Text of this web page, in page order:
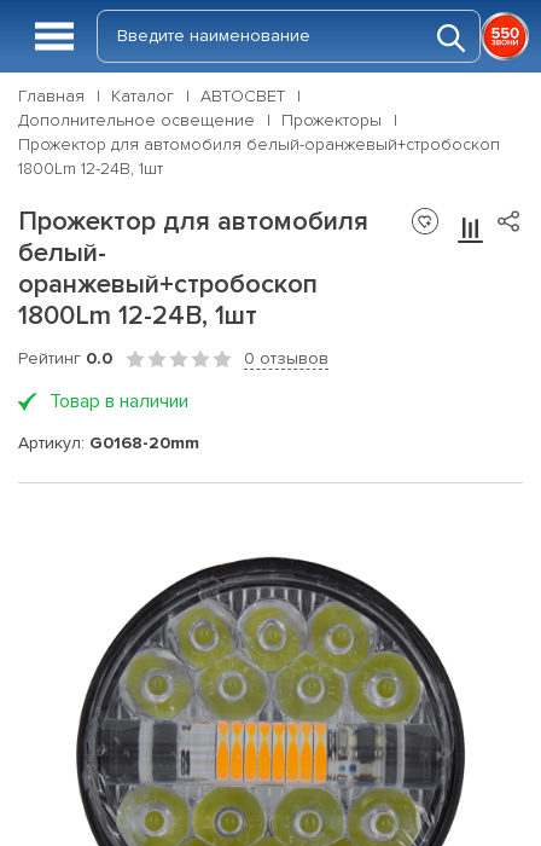
Главная Каталог
АВТОСВЕТ
Дополнительное освещение
Прожекторы
Прожектор для автомобиля белый-оранжевый+стробоскоп
1800Lm 12-24В, 1шт
Прожектор для автомобиля
белый-
оранжевый+стробоскоп
1800Lm 12-24В, 1шт
Рейтинг 0.0 0 отзывов
Товар в наличии
Артикул: G0168-20mm